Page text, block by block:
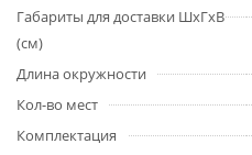
Габариты для доставки ШхГхВ
(см)
Длина окружности
Кол-во мест
Комплектация